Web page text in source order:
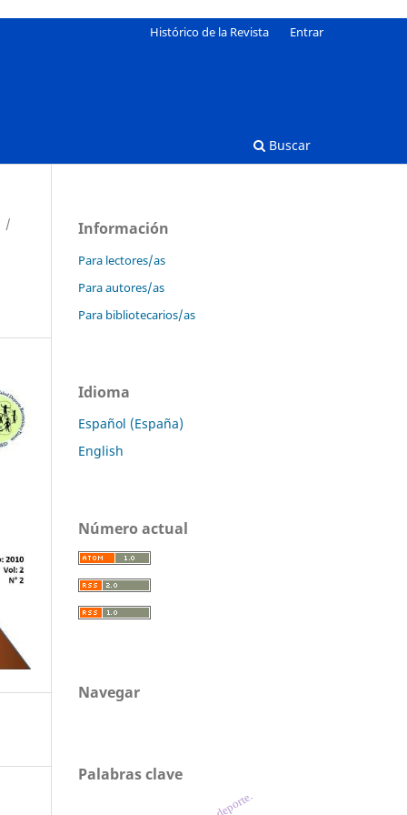
Buscar
Histórico de la Revista Entrar
/
Información
Para lectores/as
Para autores/as
Para bibliotecarios/as
Idioma
Español (España)
English
Número actual
Navegar
Palabras clave